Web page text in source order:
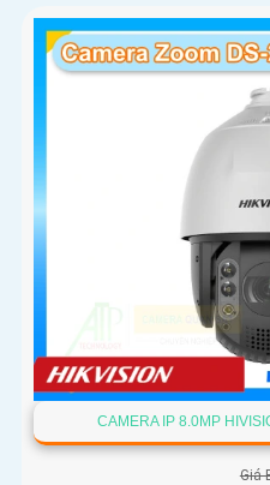
CAMERA IP 8.0MP
Giá